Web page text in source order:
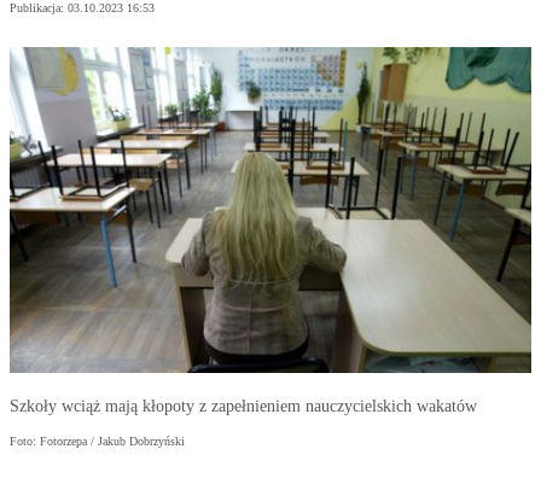
Publikacja: 03.10.2023 16:53
Szkoły wciąż mają kłopoty z zapełnieniem nauczycielskich wakatów
Foto: Fotorzepa / Jakub Dobrzyński